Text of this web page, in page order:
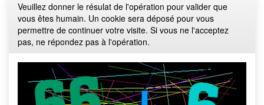
Veuillez donner le résulat de l'opération pour valider que
vous êtes humain. Un cookie sera déposé pour vous
permettre de continuer votre visite. Si vous ne l'acceptez
pas, ne répondez pas à l'opération.